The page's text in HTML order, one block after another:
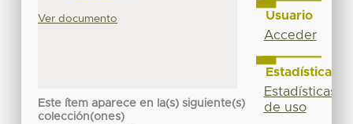
Ver documento
Este ítem aparece en la(s) siguiente(s)
colección(ones)
Usuario
Acceder
Estadísticas
Estadísticas
de uso